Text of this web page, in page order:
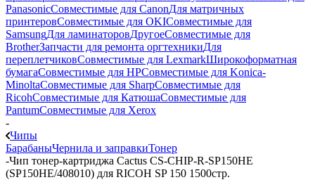
PanasonicСовместимые для CanonДля матричных
принтеровСовместимые для OKIСовместимые для
SamsungДля ламинаторовДругоеСовместимые для
BrotherЗапчасти для ремонта оргтехникиДля
переплетчиковСовместимые для LexmarkШирокоформатная
бумагаСовместимые для HPСовместимые для Konica-
MinoltaСовместимые для SharpСовместимые для
RicohСовместимые для КатюшаСовместимые для
PantumСовместимые для Xerox
-
Чипы
БарабаныЧернила и заправкиТонер
-Чип тонер-картриджа Cactus CS-CHIP-R-SP150HE
(SP150HE/408010) для RICOH SP 150 1500стр.